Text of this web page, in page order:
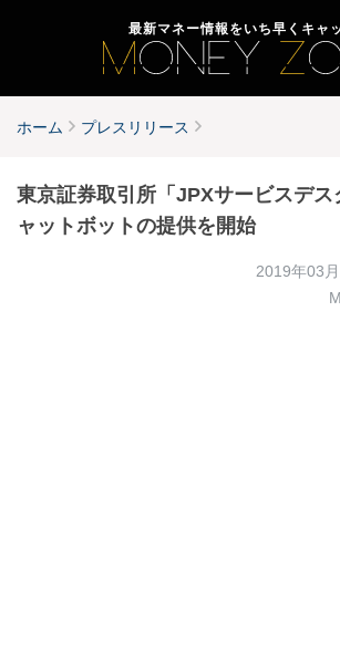
最新マネー情報をいち早くキャ
ホーム プレスリリース
東京証券取引所「JPXサービスデ
ャットボットの提供を開始
2019年03